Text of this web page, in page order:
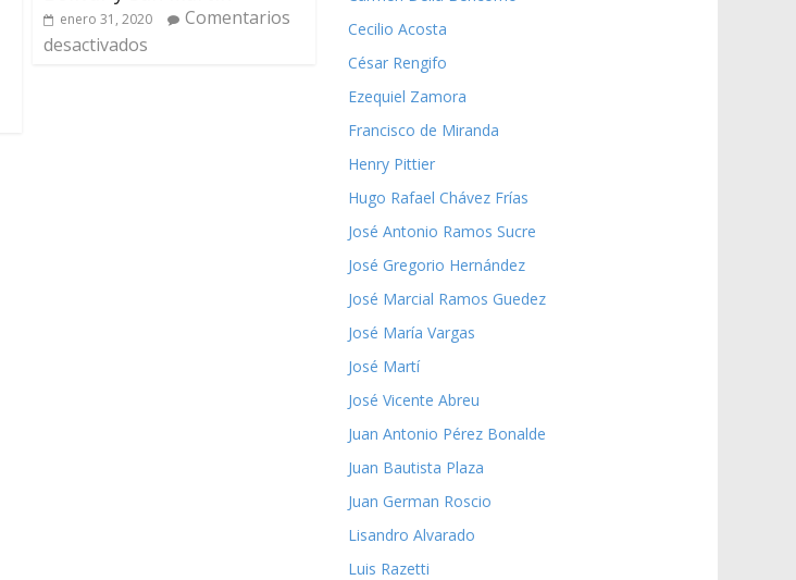
enero 31, 2020
Comentarios
desactivados
Cecilio Acosta
César Rengifo
Ezequiel Zamora
Francisco de Miranda
Henry Pittier
Hugo Rafael Chávez Frías
José Antonio Ramos Sucre
José Gregorio Hernández
José Marcial Ramos Guedez
José María Vargas
José Martí
José Vicente Abreu
Juan Antonio Pérez Bonalde
Juan Bautista Plaza
Juan German Roscio
Lisandro Alvarado
Luis Razetti